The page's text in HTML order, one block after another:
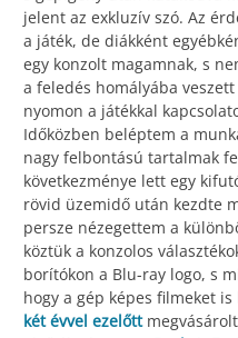
jelent az exkluzív szó. Az
a játék, de diákként
egy konzolt magamnak, s
a feledés homályába
nyomon a játékkal
Időközben beléptem a
nagy felbontású tartalmak
következménye lett egy
rövid üzemidő után kezdte
persze nézegettem a
köztük a konzolos
borítókon a Blu-ray logo, s
hogy a gép képes filmeket
két évvel ezelőtt